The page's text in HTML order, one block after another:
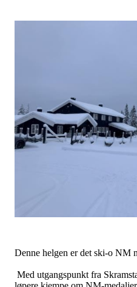
Denne helgen er det ski-o NM
Med utgangspunkt fra